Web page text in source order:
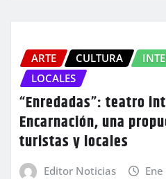
ARTE CULTURA
LOCALES
“Enredadas”: teatro
Encarnación, una
turistas y locales
Editor Noticias